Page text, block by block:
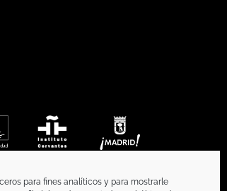
para fines analíticos y para mostrarle